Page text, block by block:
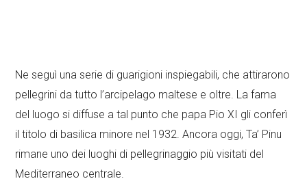
Ne seguì una serie di guarigioni inspiegabili, che attirarono
pellegrini da tutto l’arcipelago maltese e oltre. La fama
del luogo si diffuse a tal punto che papa Pio XI gli conferì
il titolo di basilica minore nel 1932. Ancora oggi, Ta’ Pinu
rimane uno dei luoghi di pellegrinaggio più visitati del
Mediterraneo centrale.